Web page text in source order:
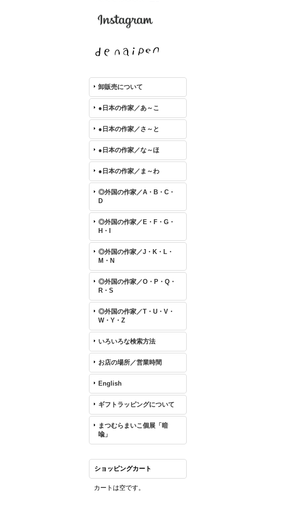
卸販売について
●日本の作家／あ～こ
●日本の作家／さ～と
●日本の作家／な～ほ
●日本の作家／ま～わ
◎外国の作家／A・B・C・
D
◎外国の作家／E・F・G・
H・I
◎外国の作家／J・K・L・
M・N
◎外国の作家／O・P・Q・
R・S
◎外国の作家／T・U・V・
W・Y・Z
いろいろな検索方法
お店の場所／営業時間
English
ギフトラッピングについて
まつむらまいこ個展「暗
喩」
ショッピングカート
カートは空です。